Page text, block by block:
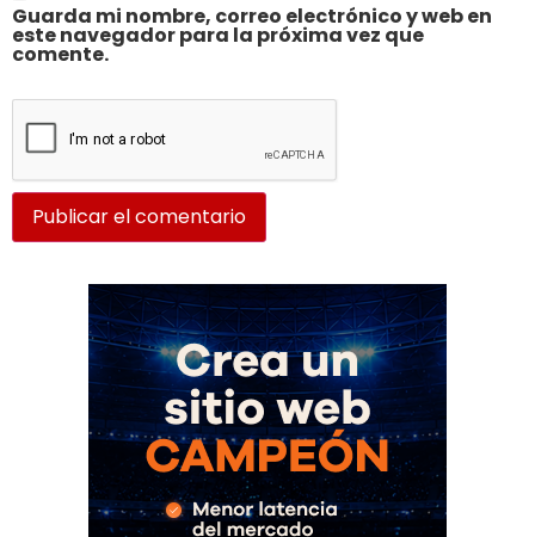
Guarda mi nombre, correo electrónico y web en
este navegador para la próxima vez que
comente.